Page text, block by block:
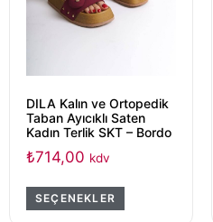
DILA Kalın ve Ortopedik
Taban Ayıcıklı Saten
Kadın Terlik SKT – Bordo
₺714,00 kdv
SEÇENEKLER